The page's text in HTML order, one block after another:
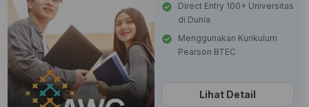
Direct Entry 100+ Universitas
di Dunia
Menggunakan Kurikulum
Pearson BTEC
Lihat Detail